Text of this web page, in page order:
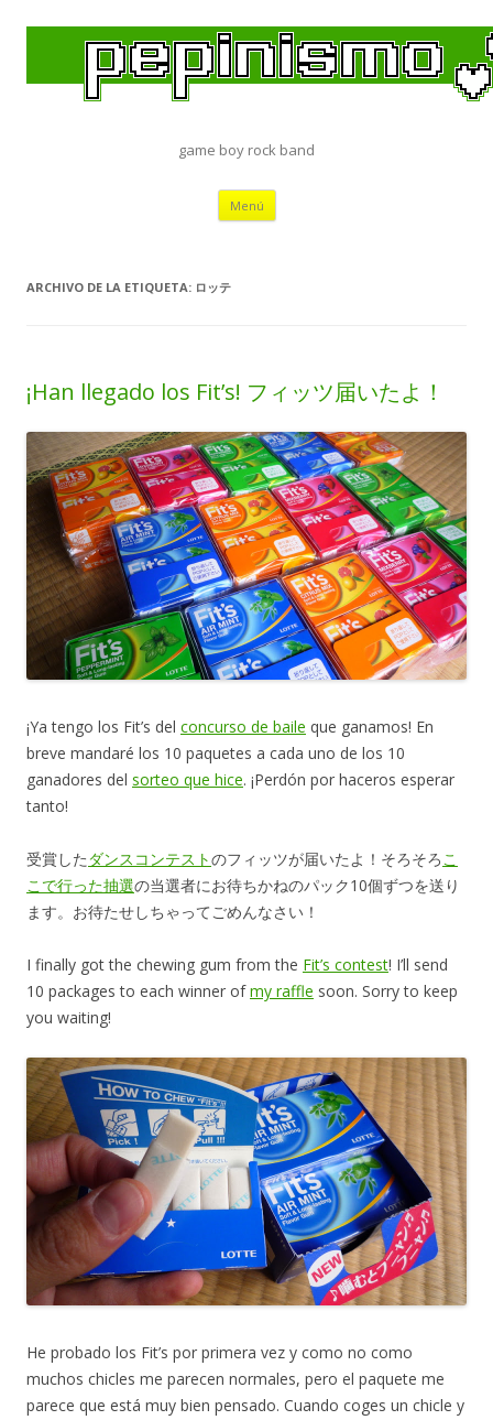
game boy rock band
Menú Saltar
contenido
ARCHIVO DE LA ETIQUETA: ロッテ
¡Han llegado los Fit’s! フィッツ届いたよ！
¡Ya tengo los Fit’s del concurso de baile que ganamos! En
breve mandaré los 10 paquetes a cada uno de los 10
ganadores del sorteo que hice. ¡Perdón por haceros esperar
tanto!
受賞した ダンスコンテストのフィッツが届いたよ！そろそろこ
こで行った抽選の当選者にお待ちかねのパック10個ずつを送り
ます。お待たせしちゃってごめんなさい！
I finally got the chewing gum from the Fit’s contest! I’ll send
10 packages to each winner ofmy raffle soon. Sorry to keep
you waiting!
He probado los Fit’s por primera vez y como no como
muchos chicles me parecen normales, pero el paquete me
parece que está muy bien pensado. Cuando coges un chicle y